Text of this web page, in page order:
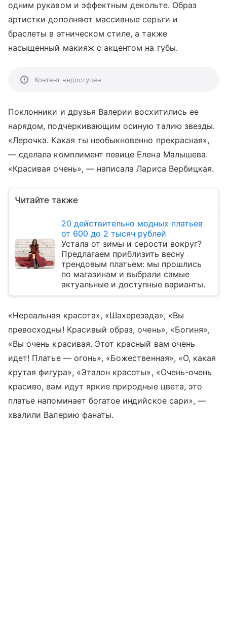
одним рукавом и эффектным декольте. Образ
артистки дополняют массивные серьги и
браслеты в этническом стиле, а также
насыщенный макияж с акцентом на губы.
Контент недоступен
Поклонники и друзья Валерии восхитились ее
нарядом, подчеркивающим осиную талию звезды.
«Лерочка. Какая ты необыкновенно прекрасная»,
— сделала комплимент певице Елена Малышева.
«Красивая очень», — написала Лариса Вербицкая.
Читайте также
20 действительно модных платьев
от 600 до 2 тысяч рублей
Устала от зимы и серости вокруг?
Предлагаем приблизить весну
трендовым платьем: мы прошлись
по магазинам и выбрали самые
актуальные и доступные варианты.
«Нереальная красота», «Шахерезада», «Вы
превосходны! Красивый образ, очень», «Богиня»,
«Вы очень красивая. Этот красный вам очень
идет! Платье — огонь», «Божественная», «О, какая
крутая фигура», «Эталон красоты», «Очень-очень
красиво, вам идут яркие природные цвета, это
платье напоминает богатое индийское сари», —
хвалили Валерию фанаты.